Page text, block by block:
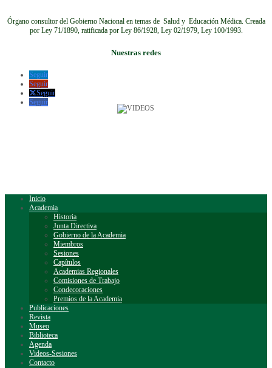
Órgano consultor del Gobierno Nacional en temas de Salud y Educación Médica. Creada
por Ley 71/1890, ratificada por Ley 86/1928, Ley 02/1979, Ley 100/1993.
Nuestras redes
Seguir
Seguir
Seguir
Seguir
Inicio
Academia
Historia
Junta Directiva
Gobierno de la Academia
Miembros
Sesiones
Capítulos
Academias Regionales
Comisiones de Trabajo
Condecoraciones
Premios de la Academia
Publicaciones
Revista
Museo
Biblioteca
Agenda
Videos-Sesiones
Contacto